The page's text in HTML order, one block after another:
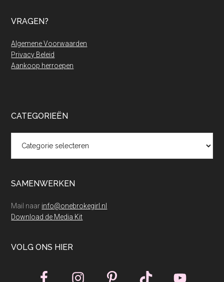
VRAGEN?
Algemene Voorwaarden
Privacy Beleid
Aankoop herroepen
CATEGORIEËN
SAMENWERKEN
Mail naar info@onebrokegirl.nl
Download de Media Kit
VOLG ONS HIER